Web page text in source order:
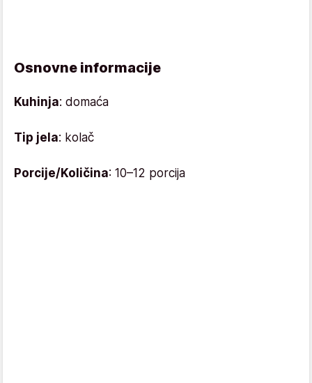
Osnovne informacije
Kuhinja: domaća
Tip jela: kolač
Porcije/Količina: 10–12 porcija